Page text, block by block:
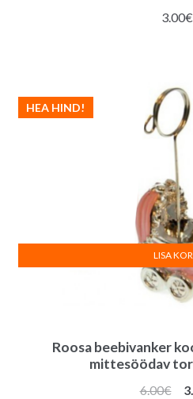
3.00€
Roosa beebivanker
mittesöödav
HEA HIND!
6.00€
LISA